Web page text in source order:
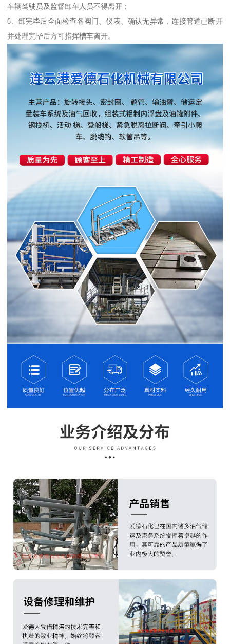
车辆驾驶员及监督卸车人员不得离开；
6、卸完毕后全面检查各阀门、仪表、确认无异常，连接管道已断开
并处理完毕后方可指挥槽车离开。